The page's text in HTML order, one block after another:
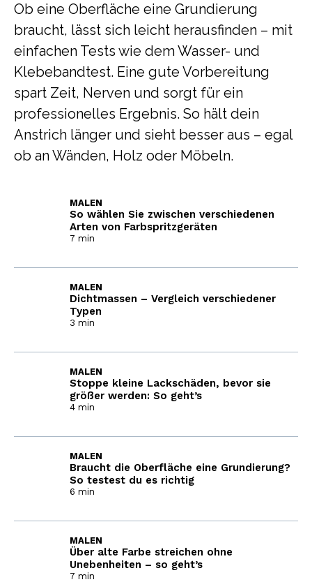
Ob eine Oberfläche eine Grundierung
braucht, lässt sich leicht herausfinden – mit
einfachen Tests wie dem Wasser- und
Klebebandtest. Eine gute Vorbereitung
spart Zeit, Nerven und sorgt für ein
professionelles Ergebnis. So hält dein
Anstrich länger und sieht besser aus – egal
ob an Wänden, Holz oder Möbeln.
So wählen Sie zwischen verschiedenen
Arten von Farbspritzgeräten
MALEN
7 min
Dichtmassen – Vergleich verschiedener
Typen
MALEN
3 min
Stoppe kleine Lackschäden, bevor sie
größer werden: So geht’s
MALEN
4 min
Braucht die Oberfläche eine Grundierung?
So testest du es richtig
MALEN
6 min
Über alte Farbe streichen ohne
Unebenheiten – so geht’s
MALEN
7 min